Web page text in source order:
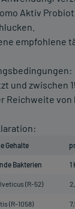
Aktiv
empfohlene
und zwischen
Reichweite von
Gehalte
Bakterien 1
(R-52)
(R-1058)